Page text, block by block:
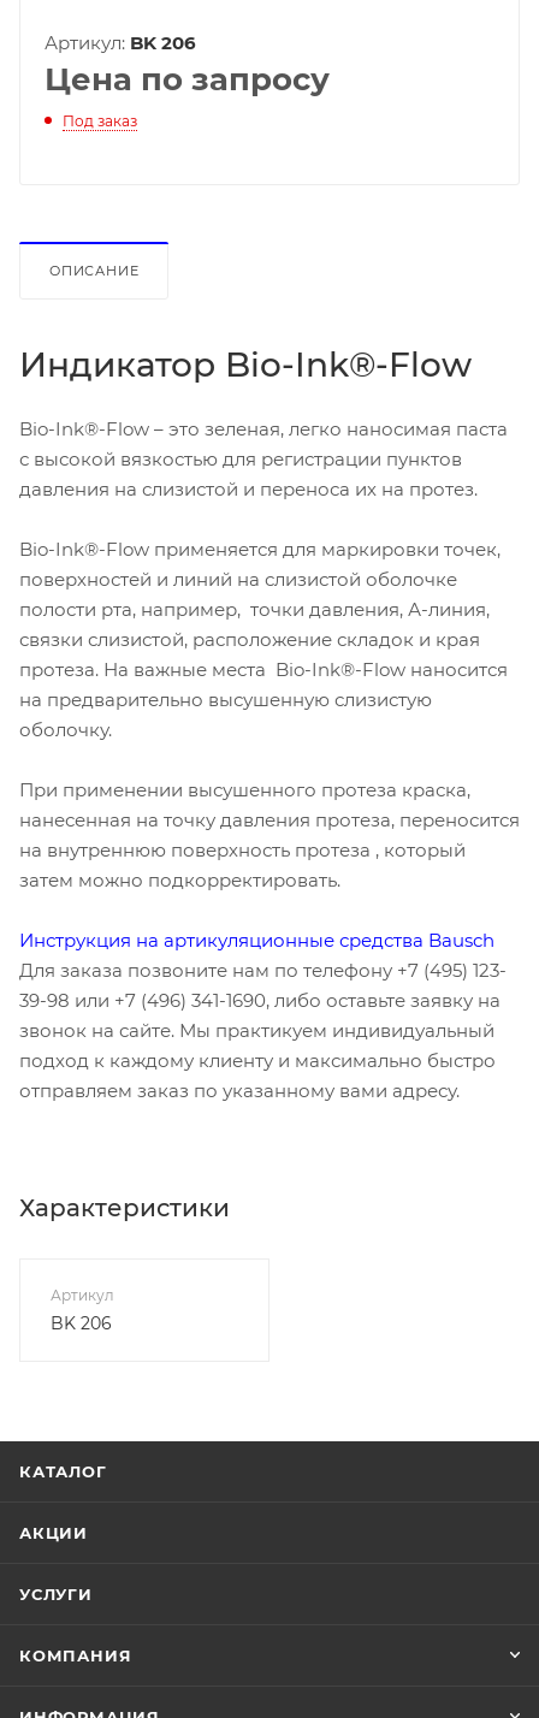
Артикул: BK 206
Цена по запросу
Под заказ
ОПИСАНИЕ
Индикатор Bio-Ink®-Flow
Bio-Ink®-Flow – это зеленая, легко наносимая паста
с высокой вязкостью для регистрации пунктов
давления на слизистой и переноса их на протез.
​Bio-Ink®-Flow применяется для маркировки точек,
поверхностей и линий на слизистой оболочке
полости рта, например, точки давления, А-линия,
связки слизистой, расположение складок и края
протеза. На важные места Bio-Ink®-Flow наносится
на предварительно высушенную слизистую
оболочку.
При применении высушенного протеза краска,
нанесенная на точку давления протеза, переносится
на внутреннюю поверхность протеза , который
затем можно подкорректировать.
Инструкция на артикуляционные средства Bausch
Для заказа позвоните нам по телефону +7 (495) 123-
39-98 или +7 (496) 341-1690, либо оставьте заявку на
звонок на сайте. Мы практикуем индивидуальный
подход к каждому клиенту и максимально быстро
отправляем заказ по указанному вами адресу.
Характеристики
Артикул
BK 206
КАТАЛОГ
АКЦИИ
УСЛУГИ
КОМПАНИЯ